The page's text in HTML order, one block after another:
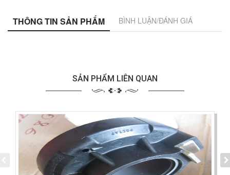
THÔNG TIN SẢN PHẨM BÌNH LUẬN/ĐÁNH GIÁ
SẢN PHẨM LIÊN QUAN